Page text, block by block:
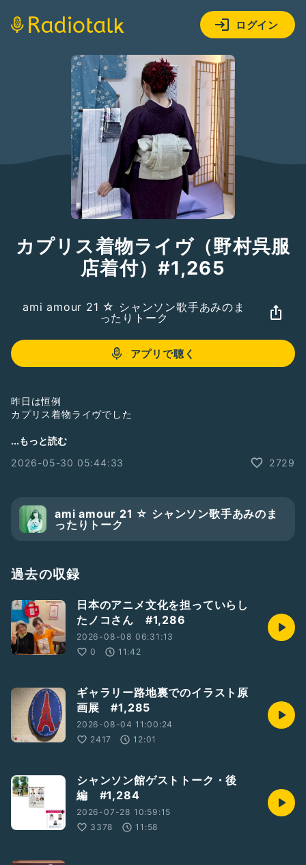
ログイン
カプリス着物ライヴ（野村呉服
店着付）#1,265
ami amour 21 ☆ シャンソン歌手あみのま
ったりトーク
アプリで聴く
昨日は恒例
カプリス着物ライヴでした
野村呉服店で素敵に着付けていただいたのですが
「すずろベルト」
これはいい♡
大ヒット商品らしく
きょうはそのお話と
苫小牧の駅前の深刻な状況を
カプリスライヴ
あと1日となりました
5/31東京に戻って
空港からそのままパリ祭稽古へ
そして夜は千葉県市川市
『天使のコンチェルト』でライヴ
葵めぐみさんとご一緒です
ピアノ＆シンセ 今野勝晴さん
是非、今宵のカプリス最終日と
...もっと読む
2026-05-30 05:44:33
2729
ami amour 21 ☆ シャンソン歌手あみのま
ったりトーク
過去の収録
日本のアニメ文化を担っていらし
たノコさん #1,286
2026-08-08 06:31:13
0
11:42
ギャラリー路地裏でのイラスト原
画展 #1,285
2026-08-04 11:00:24
2417
12:01
シャンソン館ゲストトーク・後
編 #1,284
2026-07-28 10:59:15
3378
11:58